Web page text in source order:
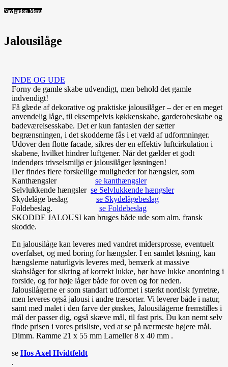
Navigation Menu
Jalousilåge
INDE OG UDE
Forny de gamle skabe udvendigt, men behold det gamle
indvendigt!
Få glæde af dekorative og praktiske jalousilåger – der er en meget
anvendelig låge, til eksempelvis køkkenskabe, garderobeskabe og
badeværelsesskabe. Det er kun fantasien der sætter
begrænsningen, i det skodderne fås i et væld af udformninger.
Udover den flotte facade, sikres der en effektiv luftcirkulation i
skabene, hvilket hindrer luftgener. Når det gælder et godt
indendørs trivselsmiljø er jalousilåger løsningen!
Der findes flere forskellige muligheder for hængsler, som
Kanthængsler se kanthængsler
Selvlukkende hængsler se Selvlukkende hængsler
Skydelåge beslag se Skydelågebeslag
Foldebeslag. se Foldebeslag
SKODDE JALOUSI kan bruges både ude som alm. fransk
skodde.
En jalousilåge kan leveres med vandret midersprosse, eventuelt
overfalset, og med boring for hængsler. I en samlet løsning, kan
hængslerne naturligvis leveres med, bemærk at massive
skabslåger for sikring af korrekt lukke, bør have lukke anordning i
forside, og for høje låger både for oven og for neden.
Jalousilågerne er som standart udformet i stærkt nordisk fyrretræ,
men leveres også jalousi i andre træsorter. Vi leverer både i natur,
samt med malet i den farve der ønskes, Jalousilågerne fremstilles i
mål der passer dig, også skæve mål, til fast pris. Du kan nemt selv
finde prisen i vores prisliste, ved at se på nærmeste højere mål.
Dimm. Ramme 21 x 55 mm Lameller 8 x 40 mm .
se Hos Axel Hvidtfeldt
.